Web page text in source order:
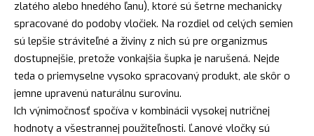
zlatého alebo hnedého ľanu), ktoré sú šetrne mechanicky
spracované do podoby vločiek. Na rozdiel od celých semien
sú lepšie stráviteľné a živiny z nich sú pre organizmus
dostupnejšie, pretože vonkajšia šupka je narušená. Nejde
teda o priemyselne vysoko spracovaný produkt, ale skôr o
jemne upravenú naturálnu surovinu.
Ich výnimočnosť spočíva v kombinácii vysokej nutričnej
hodnoty a všestrannej použiteľnosti. Ľanové vločky sú